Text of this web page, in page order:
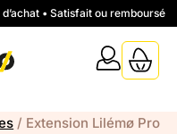
• Satisfait ou remboursé
/ Extension Lilémø Pro